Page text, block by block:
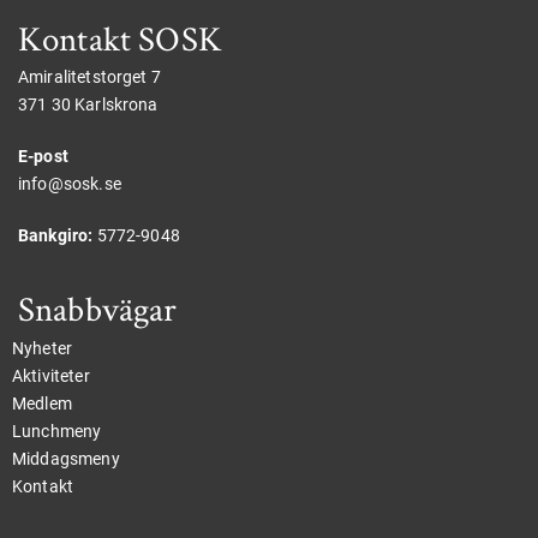
Kontakt SOSK
Amiralitetstorget 7
371 30 Karlskrona
E-post
info@sosk.se
Bankgiro: 5772-9048
Snabbvägar
Nyheter
Aktiviteter
Medlem
Lunchmeny
Middagsmeny
Kontakt